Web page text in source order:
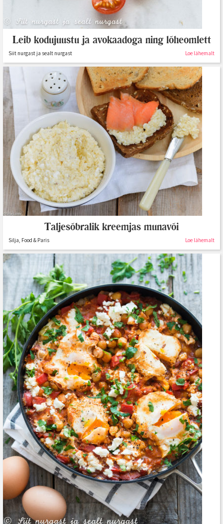
Leib kodujuustu ja avokaadoga ning lõheomlett
Siit nurgast ja sealt nurgast Loe lähemalt
Taljesõbralik kreemjas munavõi
Silja, Food & Paris Loe lähemalt